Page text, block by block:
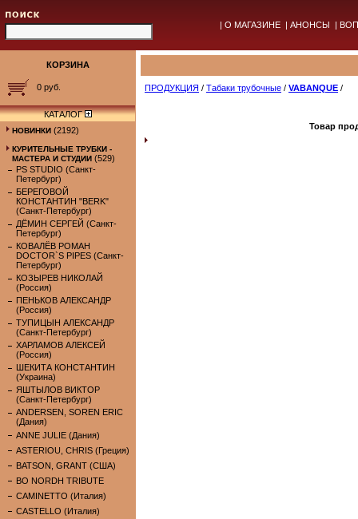
| О МАГАЗИНЕ | АНОНСЫ |
КОРЗИНА
0 руб.
КАТАЛОГ
НОВИНКИ (2192)
КУРИТЕЛЬНЫЕ ТРУБКИ -
МАСТЕРА И СТУДИИ (529)
PS STUDIO (Санкт-
Петербург)
БЕРЕГОВОЙ
КОНСТАНТИН "BERK"
(Санкт-Петербург)
ДЁМИН СЕРГЕЙ (Санкт-
Петербург)
КОВАЛЁВ РОМАН
DOCTOR`S PIPES (Санкт-
Петербург)
КОЗЫРЕВ НИКОЛАЙ
(Россия)
ПЕНЬКОВ АЛЕКСАНДР
(Россия)
ТУПИЦЫН АЛЕКСАНДР
(Санкт-Петербург)
ХАРЛАМОВ АЛЕКСЕЙ
(Россия)
ШЕКИТА КОНСТАНТИН
(Украина)
ЯШТЫЛОВ ВИКТОР
(Санкт-Петербург)
ANDERSEN, SOREN ERIC
(Дания)
ANNE JULIE (Дания)
ASTERIOU, CHRIS (Греция)
BATSON, GRANT (США)
BO NORDH TRIBUTE
CAMINETTO (Италия)
CASTELLO (Италия)
ПРОДУКЦИЯ / Табаки трубочные / VABANQUE /
Товар